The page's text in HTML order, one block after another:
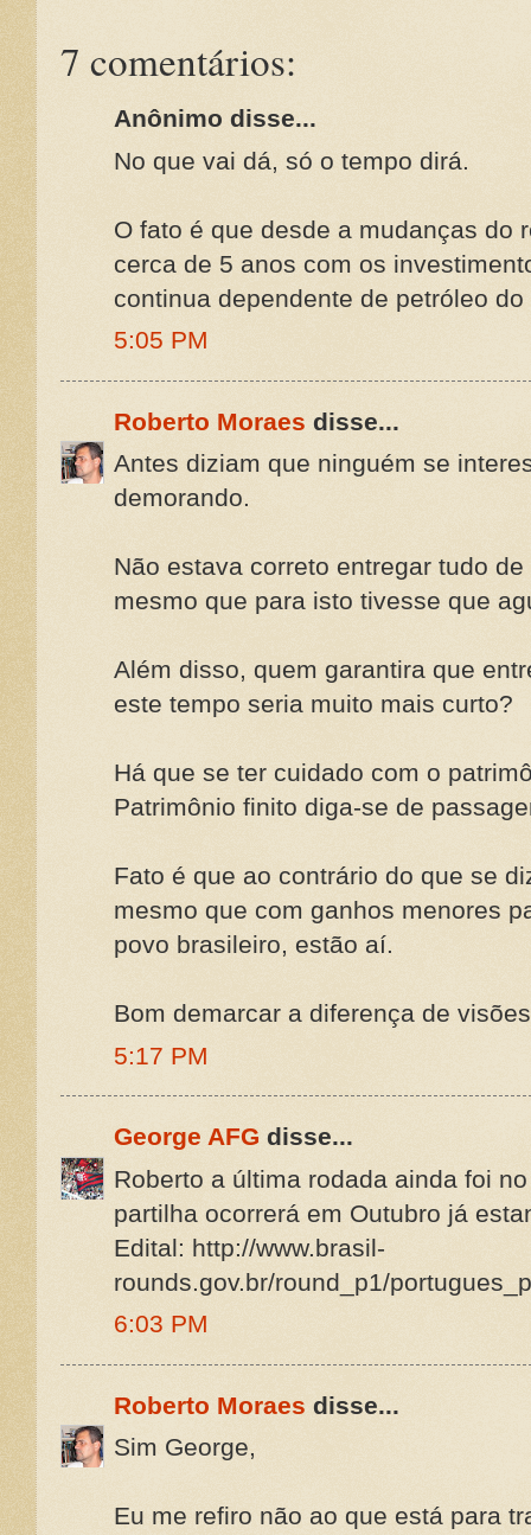
7 comentários:
Anônimo disse...
No que vai dá, só o tempo dirá.
O fato é que desde a mudanças do
cerca de 5 anos com os
continua dependente de petróleo do
5:05 PM
Roberto Moraes disse...
Antes diziam que ninguém se
demorando.
Não estava correto entregar tudo
mesmo que para isto tivesse que
Além disso, quem garantira que
este tempo seria muito mais curto?
Há que se ter cuidado com o
Patrimônio finito diga-se de
Fato é que ao contrário do que se
mesmo que com ganhos menores
povo brasileiro, estão aí.
Bom demarcar a diferença de
5:17 PM
George AFG disse...
Roberto a última rodada ainda foi
partilha ocorrerá em Outubro já
Edital: http://www.brasil-
rounds.gov.br/round_p1/
6:03 PM
Roberto Moraes disse...
Sim George,
Eu me refiro não ao que está para